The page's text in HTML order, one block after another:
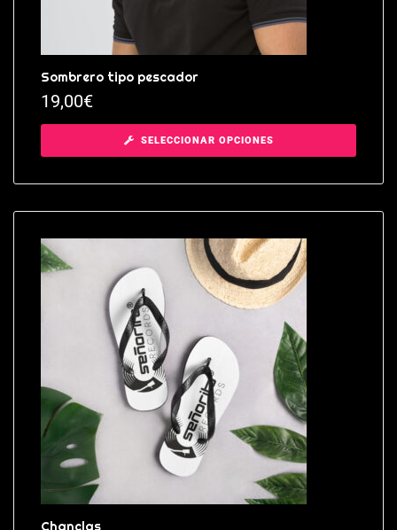
Sombrero tipo pescador
19,00€
SELECCIONAR OPCIONES
Chanclas